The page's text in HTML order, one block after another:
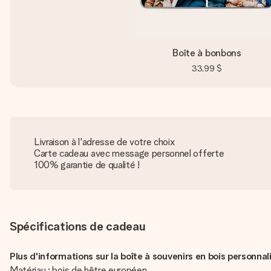
Boîte à bonbons
33,99 $
Livraison à l'adresse de votre choix
Carte cadeau avec message personnel offerte
100% garantie de qualité !
Spécifications de cadeau
Plus d'informations sur la boîte à souvenirs en bois